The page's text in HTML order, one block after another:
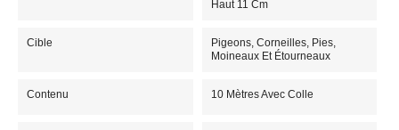
Haut 11 Cm
Cible
Pigeons, Corneilles, Pies,
Moineaux Et Étourneaux
Contenu 10 Mètres Avec Colle